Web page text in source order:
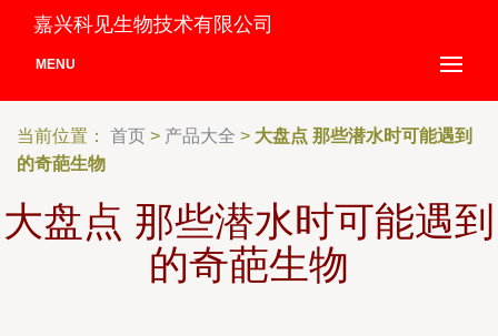
嘉兴科见生物技术有限公司
MENU
当前位置： 首页 > 产品大全 > 大盘点 那些潜水时可能遇到
的奇葩生物
大盘点 那些潜水时可能遇到
的奇葩生物